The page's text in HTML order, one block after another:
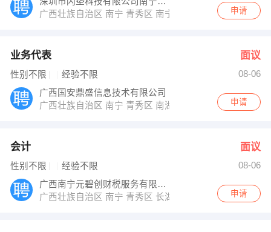
广西壮族自治区 南宁 青秀区 南宁市丽原天际4206
申请
业务代表 面议
性别不限 经验不限
08-06
广西国安鼎盛信息技术有限公司
广西壮族自治区 南宁 青秀区 南湖名都A座13楼1314号
申请
会计 面议
性别不限 经验不限
08-06
广西南宁元碧创财税服务有限公司
广西壮族自治区 南宁 青秀区 长湖路62号
申请